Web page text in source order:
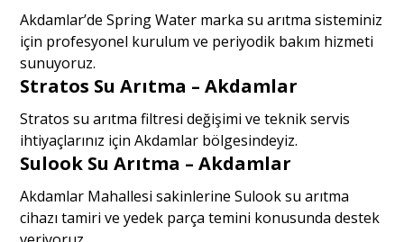
Akdamlar’de Spring Water marka su arıtma sisteminiz
için profesyonel kurulum ve periyodik bakım hizmeti
sunuyoruz.
Stratos Su Arıtma – Akdamlar
Stratos su arıtma filtresi değişimi ve teknik servis
ihtiyaçlarınız için Akdamlar bölgesindeyiz.
Sulook Su Arıtma – Akdamlar
Akdamlar Mahallesi sakinlerine Sulook su arıtma
cihazı tamiri ve yedek parça temini konusunda destek